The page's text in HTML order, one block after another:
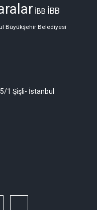
İBB İBB
Büyükşehir Belediyesi
1 Şişli- İstanbul